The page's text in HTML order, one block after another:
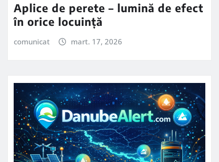
Aplice de perete – lumină de efect
în orice locuință
comunicat mart. 17, 2026